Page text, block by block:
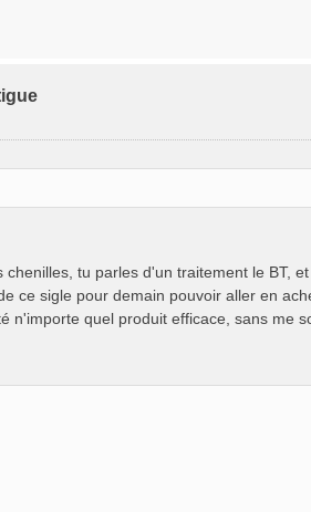
tu parles d'un traitement le BT, et
ce sigle pour demain pouvoir aller en
n'importe quel produit efficace, sans me